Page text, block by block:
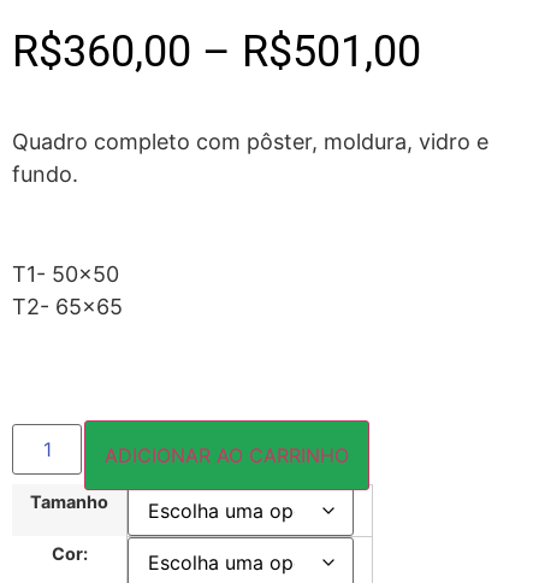
R$360,00 – R$501,00
Quadro completo com pôster, moldura, vidro e
fundo.
T1- 50×50
T2- 65×65
Tamanho
Cor:
ADICIONAR AO CARRINHO